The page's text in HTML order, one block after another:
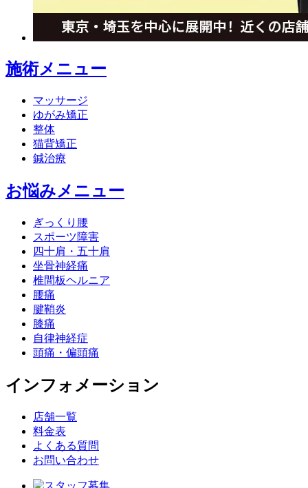
施術メニュー
マッサージ
ゆがみ矯正
整体
猫背矯正
鍼治療
お悩みメニュー
ぎっくり腰
スポーツ障害
四十肩・五十肩
坐骨神経痛
椎間板ヘルニア
腰痛
腱鞘炎
膝痛
自律神経症
頭痛・偏頭痛
インフォメーション
店舗一覧
料金表
よくある質問
お問い合わせ